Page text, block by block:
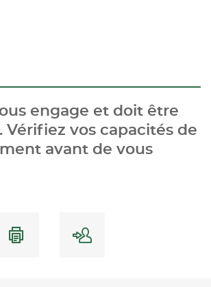
engage et doit être
Vérifiez vos capacités de
avant de vous